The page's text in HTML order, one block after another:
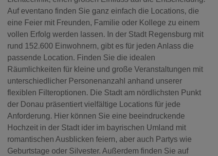
Auf eventano finden Sie ganz einfach die Locations, die
eine Feier mit Freunden, Familie oder Kollege zu einem
vollen Erfolg werden lassen. In der Stadt Regensburg mit
rund 152.600 Einwohnern, gibt es für jeden Anlass die
passende Location. Finden Sie die idealen
Räumlichkeiten für kleine und große Veranstaltungen mit
unterschiedlicher Personenanzahl anhand unserer
flexiblen Filteroptionen. Die Stadt am nördlichsten Punkt
der Donau präsentiert vielfältige Locations für jede
Anforderung. Hier können Sie eine beeindruckende
Hochzeit in der Stadt ider im bayrischen Umland mit
romantischen Ausblicken feiern, aber auch Partys wie
Geburtstage oder Silvester. Außerdem finden Sie auf